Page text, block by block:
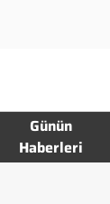
Günün
Haberleri
Bamyası